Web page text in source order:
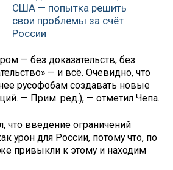
США — попытка решить
свои проблемы за счёт
России
— без доказательств, без
— и всё. Очевидно, что
русофобам создавать новые
— Прим. ред.), — отметил Чепа.
что введение ограничений
урон для России, потому что, по
привыкли к этому и находим